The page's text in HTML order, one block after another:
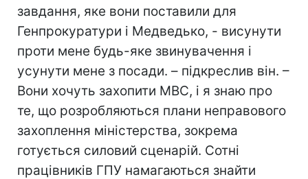
завдання, яке вони поставили для
Генпрокуратури і Медведько, - висунути
проти мене будь-яке звинувачення і
усунути мене з посади. – підкреслив він. –
Вони хочуть захопити МВС, і я знаю про
те, що розробляються плани неправового
захоплення міністерства, зокрема
готується силовий сценарій. Сотні
працівників ГПУ намагаються знайти